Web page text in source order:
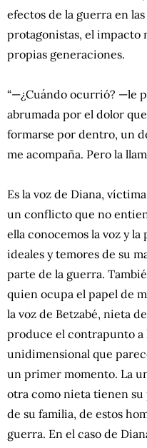
efectos de la guerra en
protagonistas, el impacto
propias generaciones.
“—¿Cuándo ocurrió? —le
abrumada por el dolor
formarse por dentro, un
me acompaña. Pero la
Es la voz de Diana,
un conflicto que no
ella conocemos la voz y la
ideales y temores de su
parte de la guerra.
quien ocupa el papel de
la voz de Betzabé, nieta
produce el contrapunto a
unidimensional que
un primer momento. La
otra como nieta tienen
de su familia, de estos
guerra. En el caso de